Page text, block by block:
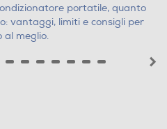
portatile, quanto
vantaggi, limiti e consigli per
al meglio.